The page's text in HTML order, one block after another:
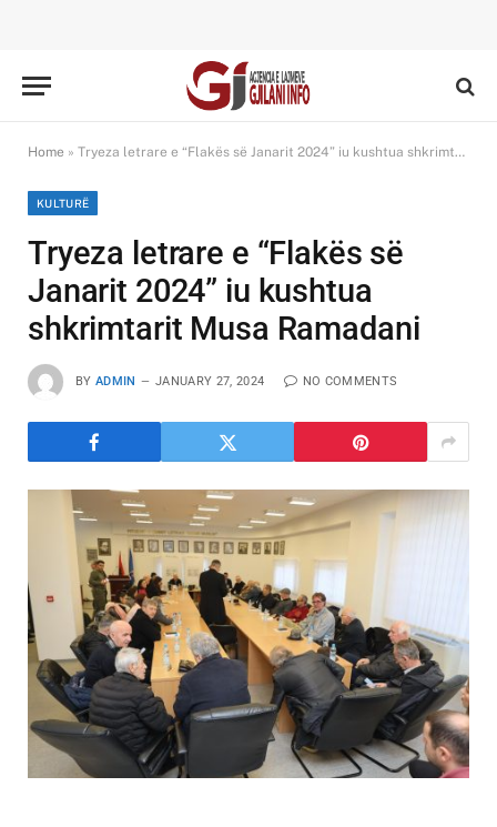
Home » Tryeza letrare e “Flakës së Janarit 2024” iu kushtua shkrimtarit Musa Ramadani
KULTURË
Tryeza letrare e “Flakës së
Janarit 2024” iu kushtua
shkrimtarit Musa Ramadani
BY ADMIN JANUARY 27, 2024 NO COMMENTS